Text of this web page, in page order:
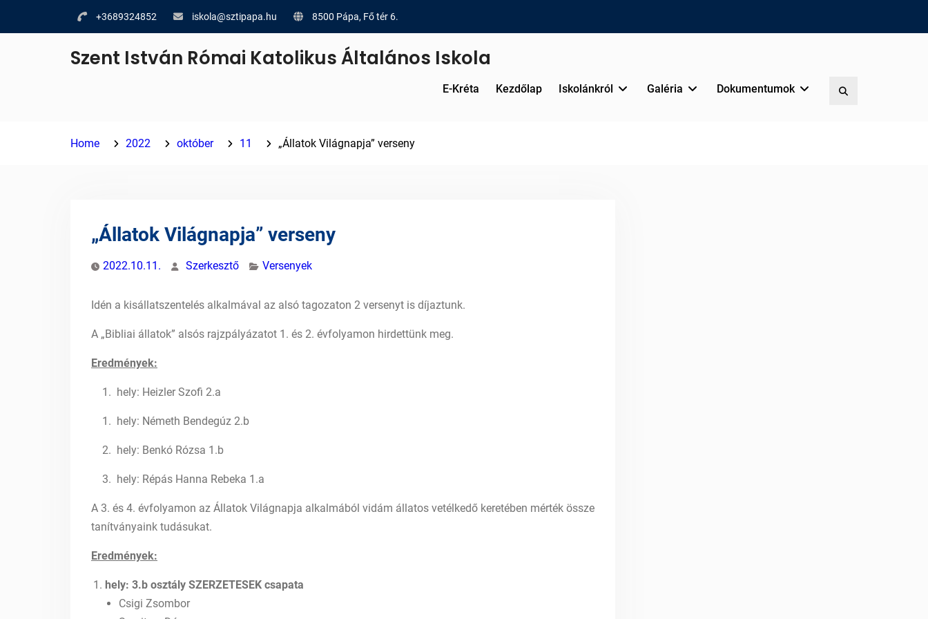
+3689324852 iskola@sztipapa.hu 8500 Pápa, Fő tér 6.
Szent István Római Katolikus Általános Iskola
E-Kréta Kezdőlap Iskolánkról Galéria Dokumentumok
Home 2022 október 11 „Állatok Világnapja” verseny
„Állatok Világnapja” verseny
2022.10.11. Szerkesztő Versenyek
Idén a kisállatszentelés alkalmával az alsó tagozaton 2 versenyt is díjaztunk.
A „Bibliai állatok” alsós rajzpályázatot 1. és 2. évfolyamon hirdettünk meg.
Eredmények:
1. hely: Heizler Szofi 2.a
1. hely: Németh Bendegúz 2.b
2. hely: Benkó Rózsa 1.b
3. hely: Répás Hanna Rebeka 1.a
A 3. és 4. évfolyamon az Állatok Világnapja alkalmából vidám állatos vetélkedő keretében mérték össze
tanítványaink tudásukat.
Eredmények:
hely: 3.b osztály SZERZETESEK csapata
Csigi Zsombor